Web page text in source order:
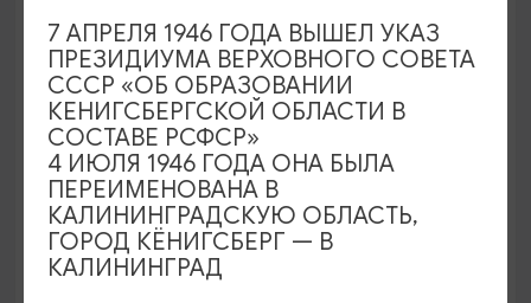
Семейный клуб выходного дня в
Морском выставочном центре
19.07.2026 - 30.08.2026, СБ 12:00, 13:00
Светлогорск, Морской выставочный центр г.
Светлогорск
7 АПРЕЛЯ 1946 ГОДА ВЫШЕЛ УКАЗ
ПРЕЗИДИУМА ВЕРХОВНОГО СОВЕТА
СССР «ОБ ОБРАЗОВАНИИ
КЕНИГСБЕРГСКОЙ ОБЛАСТИ В
СОСТАВЕ РСФСР»
4 ИЮЛЯ 1946 ГОДА ОНА БЫЛА
ПЕРЕИМЕНОВАНА В
КАЛИНИНГРАДСКУЮ ОБЛАСТЬ,
ГОРОД КЁНИГСБЕРГ — В
КАЛИНИНГРАД